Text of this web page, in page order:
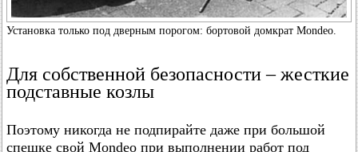
Установка только под дверным порогом: бортовой домкрат Mondeo.
Для собственной безопасности – жесткие
подставные козлы
Поэтому никогда не подпирайте даже при большой
спешке свой Mondeo при выполнении работ под